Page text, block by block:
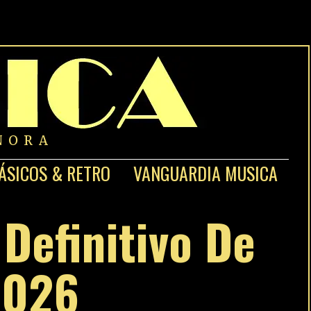
& RETRO VANGUARDIA MUSICA
De